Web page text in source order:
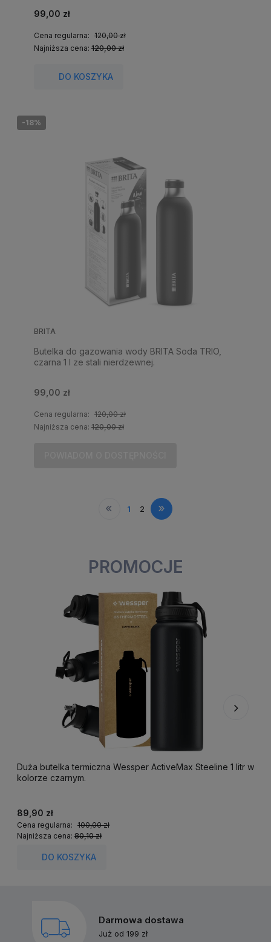
99,00 zł
Cena regularna: 120,00 zł
Najniższa cena: 120,00 zł
DO KOSZYKA
BRITA
Butelka do gazowania wody BRITA Soda TRIO,
czarna 1 l ze stali nierdzewnej.
99,00 zł
Cena regularna: 120,00 zł
Najniższa cena: 120,00 zł
-18%
« 1 2 »
PROMOCJE
Duża butelka termiczna Wessper ActiveMax Steeline 1 litr w
kolorze czarnym.
89,90 zł
Cena regularna: 100,00 zł
Najniższa cena: 80,10 zł
DO KOSZYKA
Darmowa dostawa
Już od 199 zł